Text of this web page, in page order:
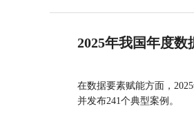
2025年我国年度数
在数据要素赋能方面，
并发布241个典型案例。